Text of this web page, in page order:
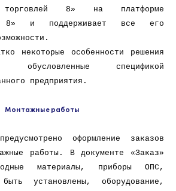
торговлей 8» на платформе
8» и поддерживает все его
некоторые особенности решения
обусловленные спецификой
предприятия.
Монтажные работы
оформление заказов
работы. В документе «Заказ»
материалы, приборы ОПС,
установлены, оборудование,